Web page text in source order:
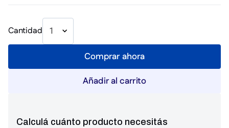
Cantidad 1
Comprar ahora
Añadir al carrito
Calculá cuánto producto necesitás